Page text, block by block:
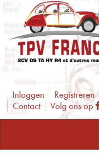
Inloggen Registreren
Contact
Volg ons op